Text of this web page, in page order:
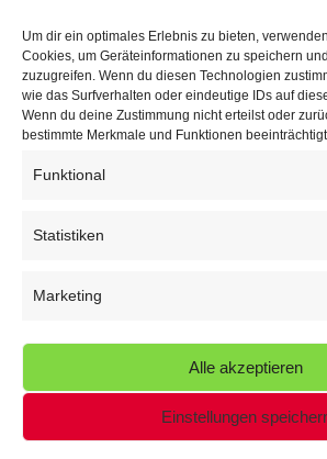
Um dir ein optimales Erlebnis zu bieten,
Cookies, um Geräteinformationen zu speichern
zuzugreifen. Wenn du diesen Technologien
wie das Surfverhalten oder eindeutige IDs auf
Wenn du deine Zustimmung nicht erteilst oder
bestimmte Merkmale und Funktionen
Funktional
Statistiken
Marketing
Alle akzeptieren
Einstellungen
Veranstaltungen
Höffner Run
Schnuppertag
Kindersportfest